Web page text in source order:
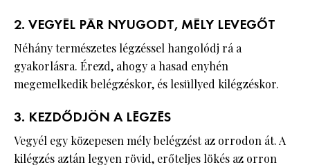
2. VEGYÉL PÁR NYUGODT, MÉLY LEVEGŐT
Néhány természetes légzéssel hangolódj rá a
gyakorlásra. Érezd, ahogy a hasad enyhén
megemelkedik belégzéskor, és lesüllyed kilégzéskor.
3. KEZDŐDJÖN A LÉGZÉS
Vegyél egy közepesen mély belégzést az orrodon át. A
kilégzés aztán legyen rövid, erőteljes lökés az orron